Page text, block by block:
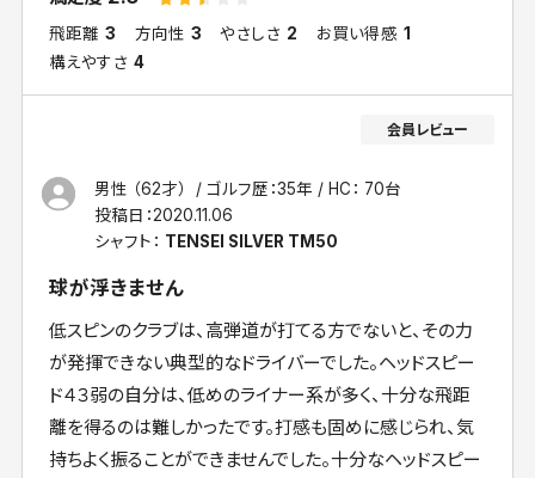
飛距離 3 方向性 3 やさしさ 2 お買い得感 1
構えやすさ 4
男性 （62才） ゴルフ歴：35年
HC： 70台
投稿日：2020.11.06
シャフト： TENSEI SILVER TM50
球が浮きません
低スピンのクラブは、高弾道が打てる方でないと、その力
が発揮できない典型的なドライバーでした。ヘッドスピー
ド４３弱の自分は、低めのライナー系が多く、十分な飛距
離を得るのは難しかったです。打感も固めに感じられ、気
持ちよく振ることができませんでした。十分なヘッドスピー